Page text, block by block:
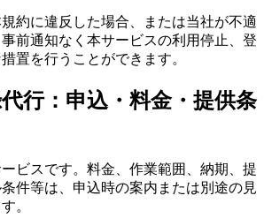
約に違反した場合、または当社が不適
前通知なく本サービスの利用停止、登
置を行うことができます。
行：申込・料金・提供条
ビスです。料金、作業範囲、納期、提
件等は、申込時の案内または別途の見
。